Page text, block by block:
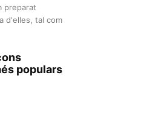
preparat
d'elles, tal com
populars